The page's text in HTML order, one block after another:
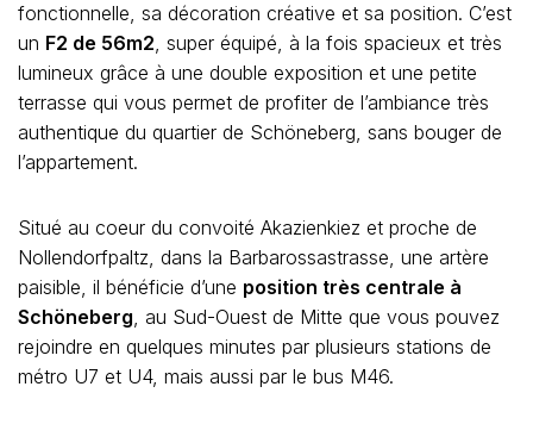
fonctionnelle, sa décoration créative et sa position. C’est
un F2 de 56m2, super équipé, à la fois spacieux et très
lumineux grâce à une double exposition et une petite
terrasse qui vous permet de profiter de l’ambiance très
authentique du quartier de Schöneberg, sans bouger de
l’appartement.
Situé au coeur du convoité Akazienkiez et proche de
Nollendorfpaltz, dans la Barbarossastrasse, une artère
paisible, il bénéficie d’une position très centrale à
Schöneberg, au Sud-Ouest de Mitte que vous pouvez
rejoindre en quelques minutes par plusieurs stations de
métro U7 et U4, mais aussi par le bus M46.